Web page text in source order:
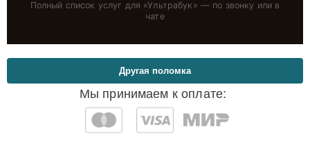
Полный список услуг для «Ультрабук » — по звонку или в
чате
Мы принимаем к оплате:
Другая поломка